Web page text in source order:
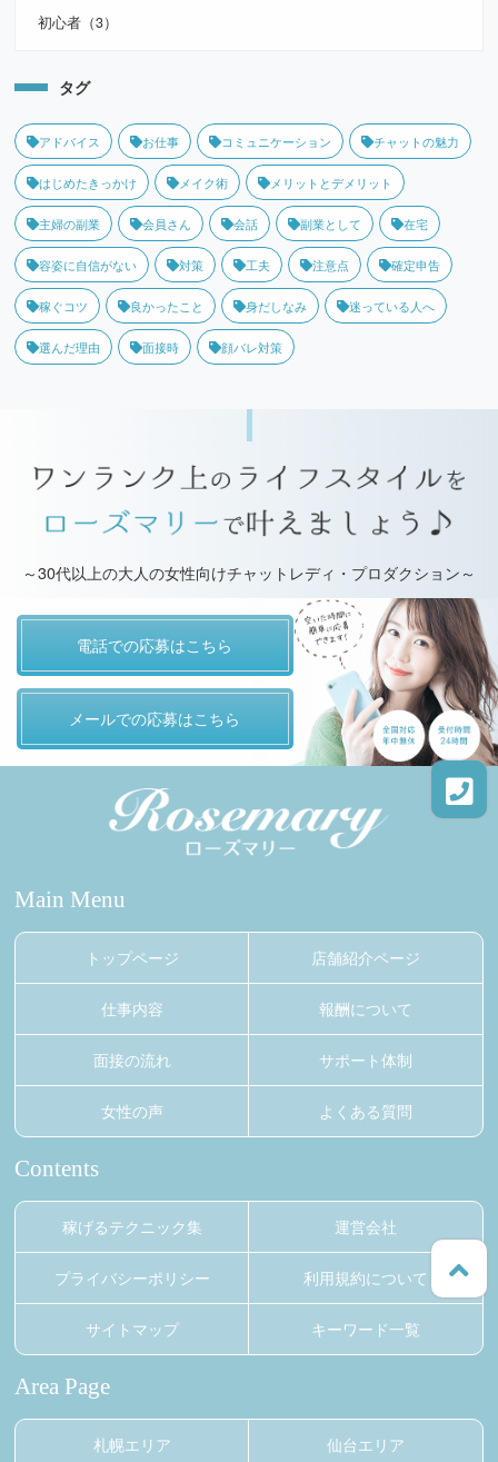
初心者（3）
タグ
アドバイス お仕事 コミュニケーション チャットの魅力
はじめたきっかけ メイク術 メリットとデメリット
主婦の副業 会員さん 会話 副業として 在宅
容姿に自信がない 対策 工夫 注意点 確定申告
稼ぐコツ 良かったこと 身だしなみ 迷っている人へ
選んだ理由 面接時 顔バレ対策
～30代以上の大人の女性向けチャットレディ・プロダクション～
電話での応募はこちら
メールでの応募はこちら
Main Menu
トップページ 店舗紹介ページ
仕事内容 報酬について
面接の流れ サポート体制
女性の声 よくある質問
Contents
稼げるテクニック集 運営会社
プライバシーポリシー 利用規約について
サイトマップ キーワード一覧
Area Page
札幌エリア 仙台エリア